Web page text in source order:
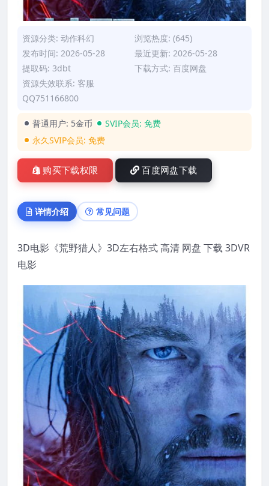
资源分类: 动作科幻
浏览热度: (645)
发布时间: 2026-05-28
最近更新: 2026-05-28
提取码: 3dbt
下载方式: 百度网盘
资源失效联系: 客服
QQ751166800
普通用户: 5金币 SVIP会员: 免费
永久SVIP会员: 免费
购买下载权限 百度网盘下载
详情介绍 常见问题
3D电影《荒野猎人》3D左右格式 高清 网盘 下载 3DVR
电影